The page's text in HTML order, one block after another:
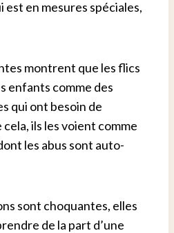
en mesures spéciales,
montrent que les flics
enfants comme des
qui ont besoin de
ils les voient comme
les abus sont auto-
sont choquantes, elles
de la part d’une